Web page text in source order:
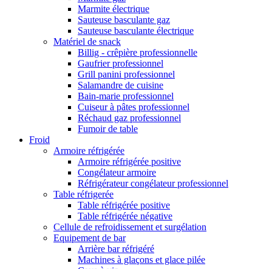
Marmite électrique
Sauteuse basculante gaz
Sauteuse basculante électrique
Matériel de snack
Billig - crêpière professionnelle
Gaufrier professionnel
Grill panini professionnel
Salamandre de cuisine
Bain-marie professionnel
Cuiseur à pâtes professionnel
Réchaud gaz professionnel
Fumoir de table
Froid
Armoire réfrigérée
Armoire réfrigérée positive
Congélateur armoire
Réfrigérateur congélateur professionnel
Table réfrigerée
Table réfrigérée positive
Table réfrigérée négative
Cellule de refroidissement et surgélation
Equipement de bar
Arrière bar réfrigéré
Machines à glaçons et glace pilée